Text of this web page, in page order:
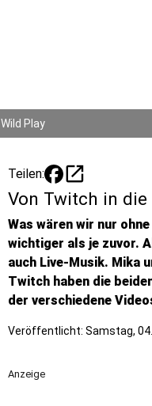
Wild Play
Teilen: open_in_new
Von Twitch in die
Was wären wir nur
wichtiger als je zuvor.
auch Live-Musik. Mika
Twitch haben die
der verschiedene
Veröffentlicht: Samstag,
Anzeige